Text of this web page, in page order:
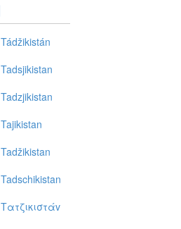
Tádžikistán
Tadsjikistan
Tadzjikistan
Tajikistan
Tadžikistan
Tadschikistan
Tατζικιστάv